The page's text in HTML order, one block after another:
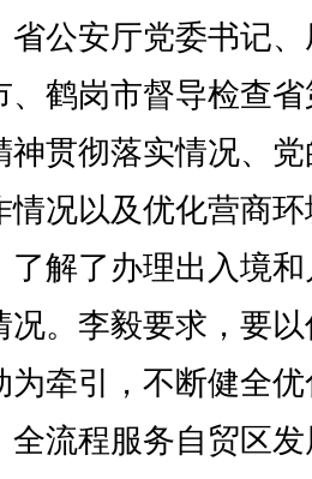
省公安厅党委书记
、鹤岗市督导检查
神贯彻落实情况、
情况以及优化营商
了解了办理出入境
况。李毅要求，要
为牵引，不断健全
全流程服务自贸区